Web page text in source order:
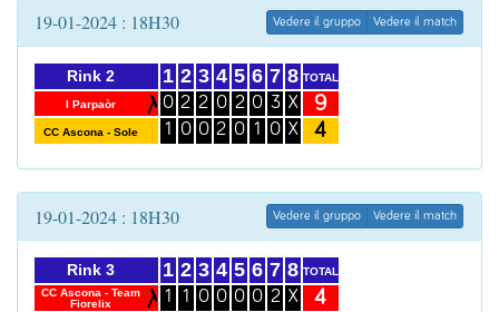
19-01-2024 : 18H30 Vedere il gruppo Vedere il match
Rink 2
I Parpaòr
CC Ascona - Sole
1
0
1
2
2
0
3
2
0
4
0
2
5
2
0
6
0
1
7
3
0
8
X
X
TOTAL
9
4
19-01-2024 : 18H30 Vedere il gruppo Vedere il match
Rink 3
CC Ascona - Team
Fiorelix
1
1
2
1
3
0
4
0
5
0
6
0
7
2
8
X
TOTAL
4